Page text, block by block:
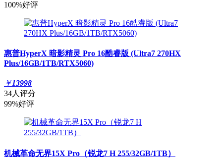
100%好评
惠普HyperX 暗影精灵 Pro 16酷睿版 (Ultra7 270HX
Plus/16GB/1TB/RTX5060)
￥13998
34人评分
99%好评
机械革命无界15X Pro（锐龙7 H 255/32GB/1TB）